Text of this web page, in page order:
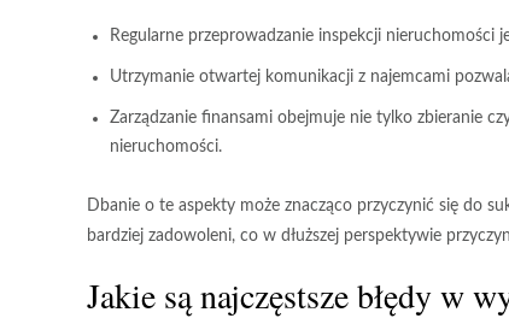
Regularne przeprowadzanie inspekcji
Utrzymanie otwartej komunikacji z najemcami
Zarządzanie finansami obejmuje nie tylko zbieranie
nieruchomości.
Dbanie o te aspekty może znacząco przyczynić się do
bardziej zadowoleni, co w dłuższej perspektywie
Jakie są najczęstsze błędy w